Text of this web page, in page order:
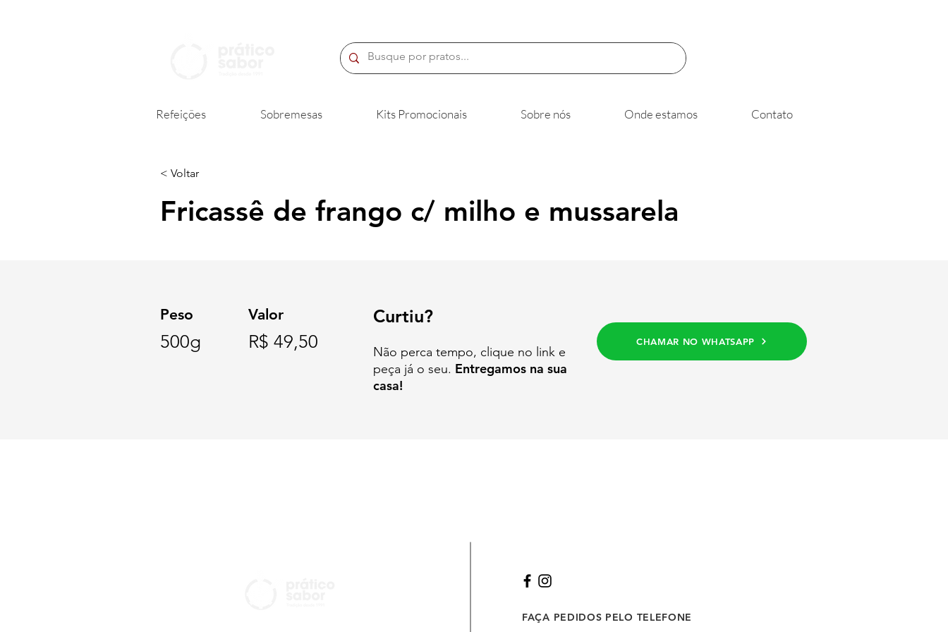
Refeições Sobremesas Kits Promocionais Sobre nós Onde estamos Contato
< Voltar
Fricassê de frango c/ milho e mussarela
Peso
500g
Valor
R$ 49,50
Curtiu?
Não perca tempo, clique no link e
peça já o seu. Entregamos na sua
casa!
CHAMAR NO WHATSAPP
FAÇA PEDIDOS PELO TELEFONE